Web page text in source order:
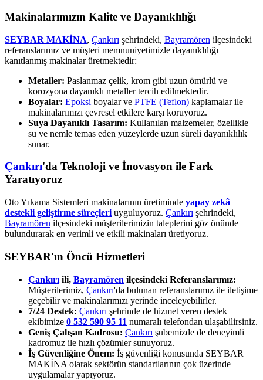
Makinalarımızın Kalite ve Dayanıklılığı
SEYBAR MAKİNA, Çankırı şehrindeki, Bayramören ilçesindeki
referanslarımız ve müşteri memnuniyetimizle dayanıklılığı
kanıtlanmış makinalar üretmektedir:
Metaller: Paslanmaz çelik, krom gibi uzun ömürlü ve
korozyona dayanıklı metaller tercih edilmektedir.
Boyalar: Epoksi boyalar ve PTFE (Teflon) kaplamalar ile
makinalarımızı çevresel etkilere karşı koruyoruz.
Suya Dayanıklı Tasarım: Kullanılan malzemeler, özellikle
su ve nemle temas eden yüzeylerde uzun süreli dayanıklılık
sunar.
Çankırı'da Teknoloji ve İnovasyon ile Fark
Yaratıyoruz
Oto Yıkama Sistemleri makinalarının üretiminde yapay zekâ
destekli geliştirme süreçleri uyguluyoruz. Çankırı şehrindeki,
Bayramören ilçesindeki müşterilerimizin taleplerini göz önünde
bulundurarak en verimli ve etkili makinaları üretiyoruz.
SEYBAR'ın Öncü Hizmetleri
Çankırı ili, Bayramören ilçesindeki Referanslarımız:
Müşterilerimiz, Çankırı'da bulunan referanslarımız ile iletişime
geçebilir ve makinalarımızı yerinde inceleyebilirler.
7/24 Destek: Çankırı şehrinde de hizmet veren destek
ekibimize 0 532 590 95 11 numaralı telefondan ulaşabilirsiniz.
Geniş Çalışan Kadrosu: Çankırı şubemizde de deneyimli
kadromuz ile hızlı çözümler sunuyoruz.
İş Güvenliğine Önem: İş güvenliği konusunda SEYBAR
MAKİNA olarak sektörün standartlarının çok üzerinde
uygulamalar yapıyoruz.